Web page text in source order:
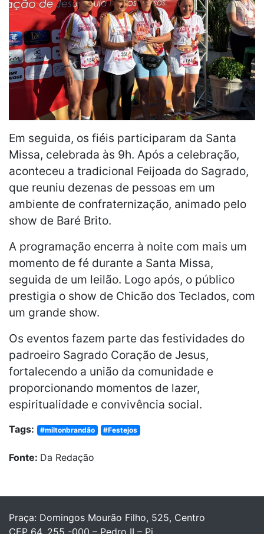
Em seguida, os fiéis participaram da Santa
Missa, celebrada às 9h. Após a celebração,
aconteceu a tradicional Feijoada do Sagrado,
que reuniu dezenas de pessoas em um
ambiente de confraternização, animado pelo
show de Baré Brito.
A programação encerra à noite com mais um
momento de fé durante a Santa Missa,
seguida de um leilão. Logo após, o público
prestigia o show de Chicão dos Teclados, com
um grande show.
Os eventos fazem parte das festividades do
padroeiro Sagrado Coração de Jesus,
fortalecendo a união da comunidade e
proporcionando momentos de lazer,
espiritualidade e convivência social.
Tags: #miltonbrandão #Festejos
Fonte: Da Redação
Praça: Domingos Mourão Filho, 525, Centro